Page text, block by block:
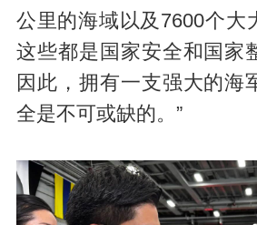
公里的海域以及7600个大
这些都是国家安全和国家
因此，拥有一支强大的海
全是不可或缺的。”